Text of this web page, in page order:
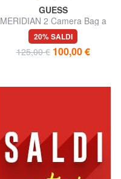
GUESS
MERIDIAN 2 Camera Bag a
tracolla
20% SALDI
125,00 € 100,00 €